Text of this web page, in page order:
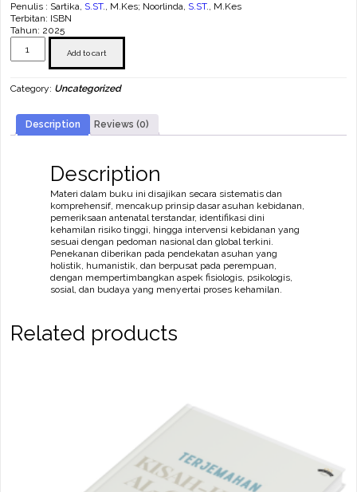
Penulis : Sartika, S.ST., M.Kes; Noorlinda, S.ST., M.Kes
Terbitan: ISBN
Tahun: 2025
Kebidanan
Kehamilan
Add to cart
Category: Uncategorized
Description Reviews (0)
Description
Materi dalam buku ini disajikan secara sistematis dan
komprehensif, mencakup prinsip dasar asuhan kebidanan,
pemeriksaan antenatal terstandar, identifikasi dini
kehamilan risiko tinggi, hingga intervensi kebidanan yang
sesuai dengan pedoman nasional dan global terkini.
Penekanan diberikan pada pendekatan asuhan yang
holistik, humanistik, dan berpusat pada perempuan,
dengan mempertimbangkan aspek fisiologis, psikologis,
sosial, dan budaya yang menyertai proses kehamilan.
Related products